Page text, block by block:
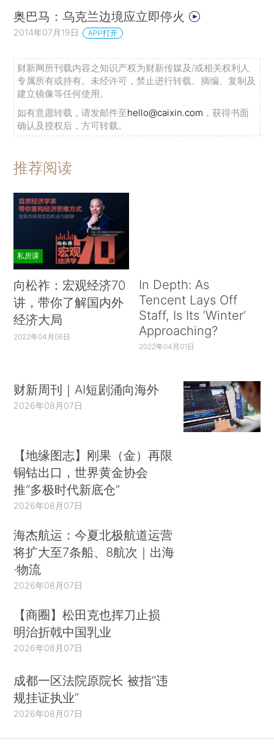
奥巴马：乌克兰边境应立即停火
2014年07月19日 APP打开
财新网所刊载内容之知识产权为财新传媒及/或相关权利人
专属所有或持有。未经许可，禁止进行转载、摘编、复制及
建立镜像等任何使用。
如有意愿转载，请发邮件至hello@caixin.com ，获得书面
确认及授权后，方可转载。
推荐阅读
私房课
向松祚：宏观经济70
讲，带你了解国内外
经济大局
2022年04月06日
In Depth: As
Tencent Lays Off
Staff, Is Its ‘Winter’
Approaching?
2022年04月01日
财新周刊｜AI短剧涌向海外
2026年08月07日
【地缘图志】刚果（金）再限
铜钴出口，世界黄金协会
推“多极时代新底仓”
2026年08月07日
海杰航运：今夏北极航道运营
将扩大至7条船、8航次｜出海
·物流
2026年08月07日
【商圈】松田克也挥刀止损
明治折戟中国乳业
2026年08月07日
成都一区法院原院长 被指“违
规挂证执业”
2026年08月07日